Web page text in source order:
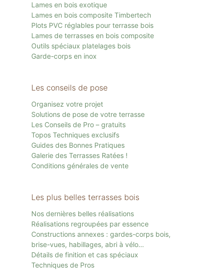
Lames en bois exotique
Lames en bois composite Timbertech
Plots PVC réglables pour terrasse bois
Lames de terrasses en bois composite
Outils spéciaux platelages bois
Garde-corps en inox
Les conseils de pose
Organisez votre projet
Solutions de pose de votre terrasse
Les Conseils de Pro – gratuits
Topos Techniques exclusifs
Guides des Bonnes Pratiques
Galerie des Terrasses Ratées !
Conditions générales de vente
Les plus belles terrasses bois
Nos dernières belles réalisations
Réalisations regroupées par essence
Constructions annexes : gardes-corps bois,
brise-vues, habillages, abri à vélo…
Détails de finition et cas spéciaux
Techniques de Pros